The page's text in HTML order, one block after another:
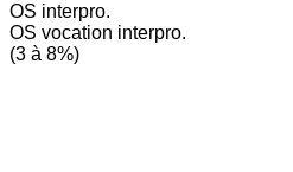
OS interpro.
OS vocation interpro.
(3 à 8%)